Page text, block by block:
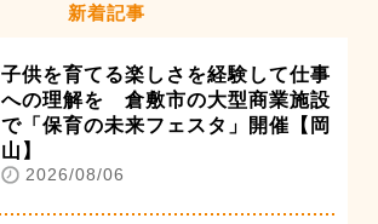
新着記事
子供を育てる楽しさを経験して仕事
への理解を 倉敷市の大型商業施設
で「保育の未来フェスタ」開催【岡
山】
2026/08/06